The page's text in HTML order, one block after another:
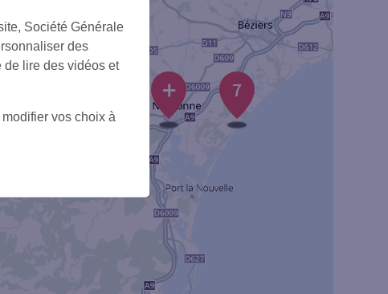
7
+
3
Société Générale
des
de lire des vidéos et
vos choix à